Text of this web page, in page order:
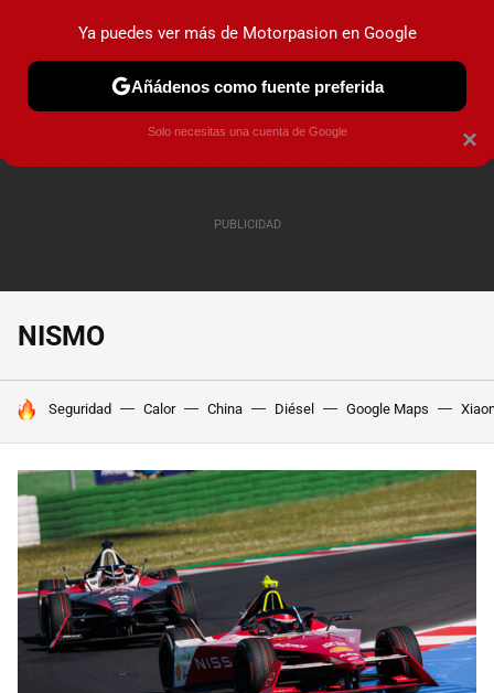
PRUEBAS COCHES ELÉCTRICOS OBSERVATORIO
NISMO
HOY SE HABLA DE
Seguridad Calor China Diésel Google Maps
×
Ya puedes ver más de Motorpasion en Google
Añádenos como fuente preferida
Solo necesitas una cuenta de Google